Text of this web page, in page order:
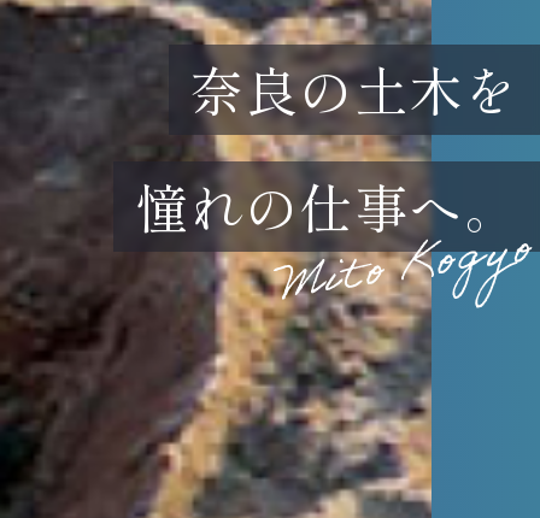
奈良の土木を
憧れの仕事へ。